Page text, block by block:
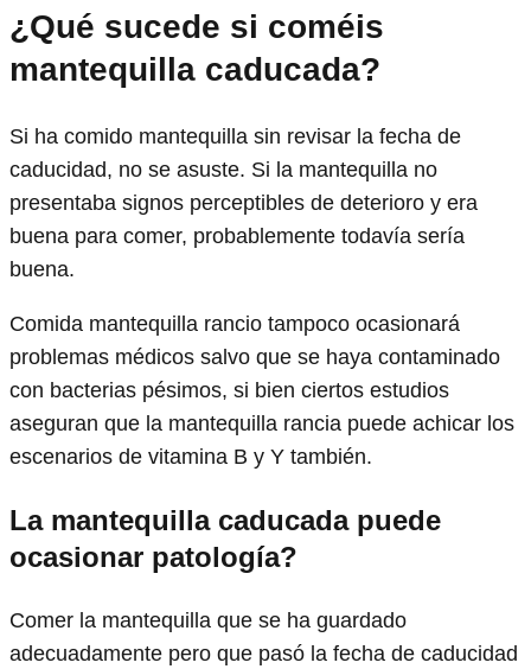
¿Qué sucede si coméis
mantequilla caducada?
Si ha comido mantequilla sin revisar la fecha de
caducidad, no se asuste. Si la mantequilla no
presentaba signos perceptibles de deterioro y era
buena para comer, probablemente todavía sería
buena.
Comida mantequilla rancio tampoco ocasionará
problemas médicos salvo que se haya contaminado
con bacterias pésimos, si bien ciertos estudios
aseguran que la mantequilla rancia puede achicar los
escenarios de vitamina B y Y también.
La mantequilla caducada puede
ocasionar patología?
Comer la mantequilla que se ha guardado
adecuadamente pero que pasó la fecha de caducidad